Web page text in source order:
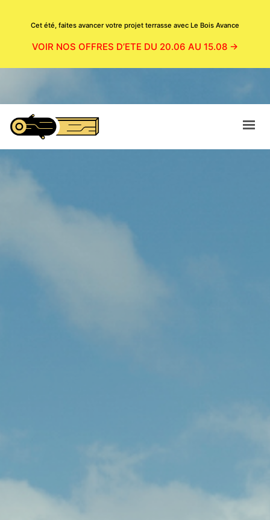
Cet été, faites avancer votre projet terrasse avec Le Bois Avance
VOIR NOS OFFRES D’ETE DU 20.06 AU 15.08 →
ACCUEIL
NOS PRODUITS EN SITUATION